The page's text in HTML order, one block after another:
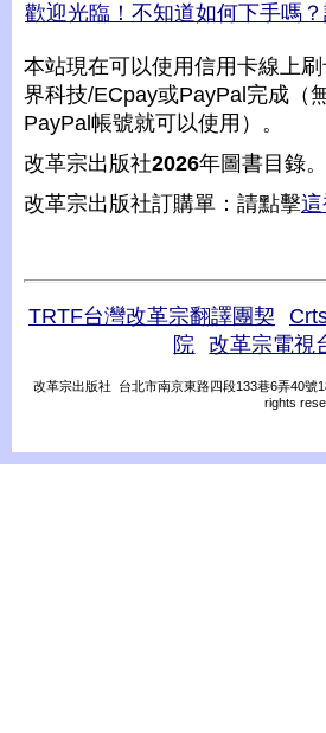
歡迎光臨！不知道如何下手嗎
本站現在可以使用信用卡線上
界科技/ECpay或PayPal完成（
PayPal帳號就可以使用）。
改革宗出版社2026年圖書目錄
改革宗出版社訂購單：請點擊
TRTF台灣改革宗翻譯團契
院
改革宗電視
改革宗出版社 台北市南京東路四段133巷6弄40號
rights